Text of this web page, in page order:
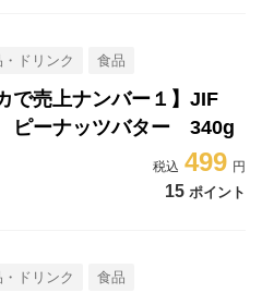
ドリンク 食品
で売上ナンバー１】JIF
ピーナッツバター 340g
499
15 ポイント
ドリンク 食品